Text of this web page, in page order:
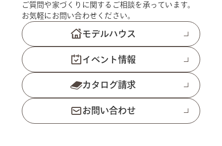
ご質問や家づくりに関するご相談を承っています。
お気軽にお問い合わせください。
モデルハウス
イベント情報
カタログ請求
お問い合わせ